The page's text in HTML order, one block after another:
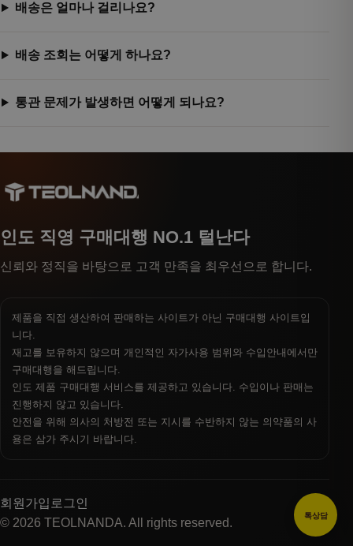
톡상담
배송은 얼마나 걸리나요?
배송 조회는 어떻게 하나요?
통관 문제가 발생하면 어떻게 되나요?
인도 직영 구매대행 NO.1 털난다
신뢰와 정직을 바탕으로 고객 만족을 최우선으로 합니다.
제품을 직접 생산하여 판매하는 사이트가 아닌 구매대행 사이트입
니다.
재고를 보유하지 않으며 개인적인 자가사용 범위와 수입안내에서만
구매대행을 해드립니다.
인도 제품 구매대행 서비스를 제공하고 있습니다. 수입이나 판매는
진행하지 않고 있습니다.
안전을 위해 의사의 처방전 또는 지시를 수반하지 않는 의약품의 사
용은 삼가 주시기 바랍니다.
회원가입 로그인
© 2026 TEOLNANDA. All rights reserved.